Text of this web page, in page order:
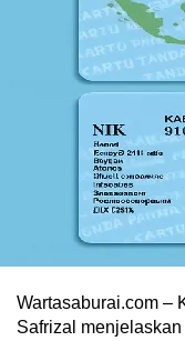
Wartasaburai.com –
Safrizal